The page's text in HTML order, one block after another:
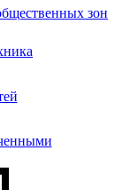
зон